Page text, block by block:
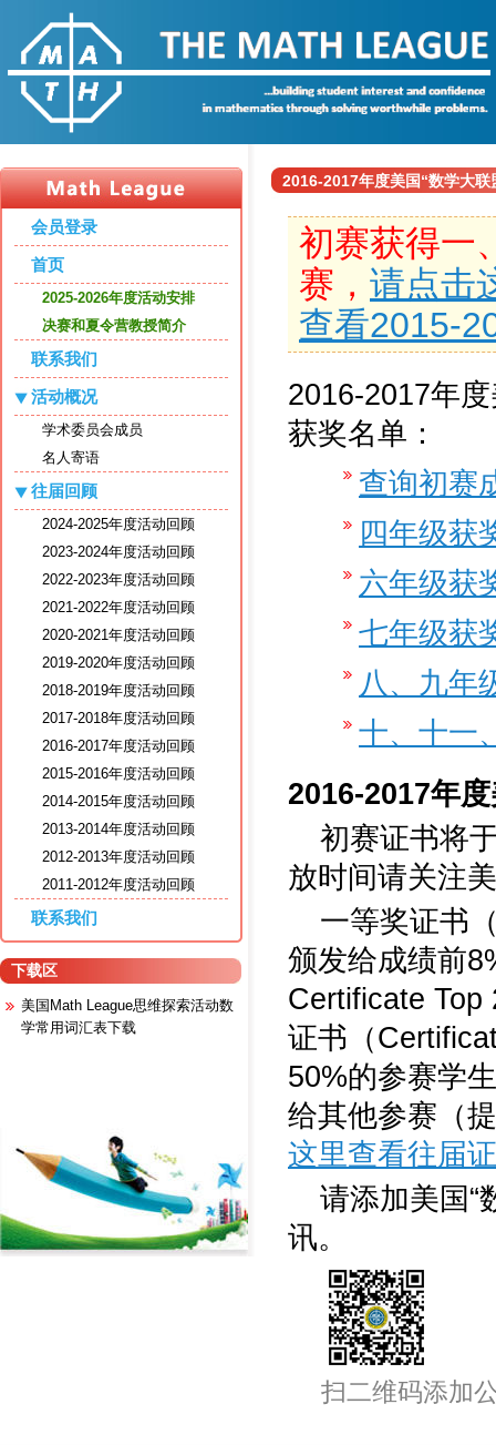
会员登录
首页
2025-2026年度活动安排
决赛和夏令营教授简介
联系我们
活动概况
学术委员会成员
名人寄语
往届回顾
2024-2025年度活动回顾
2023-2024年度活动回顾
2022-2023年度活动回顾
2021-2022年度活动回顾
2020-2021年度活动回顾
2019-2020年度活动回顾
2018-2019年度活动回顾
2017-2018年度活动回顾
2016-2017年度活动回顾
2015-2016年度活动回顾
2014-2015年度活动回顾
2013-2014年度活动回顾
2012-2013年度活动回顾
2011-2012年度活动回顾
联系我们
下载区
美国Math League思维探索活动数
学常用词汇表下载
2016-2017年度美国“数学大
初赛获得一
赛， 请点击
查看2015-
2016-2017年
获奖名单：
查询初赛
四年级获
六年级获
七年级获
八、九年
十、十一
2016-2017年
初赛证书将
放时间请关注
一等奖证书
颁发给成绩前
Certificate Top
证书（
50%的参赛学
给其他参赛（
这里查看往届
请添加美国“
讯。
扫二维码添加